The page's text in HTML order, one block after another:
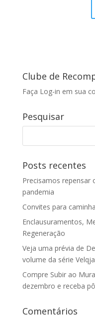
Clube de
Faça Log-in em sua
Pesquisar
Posts recentes
Precisamos repensar
pandemia
Convites para
Enclausuramentos,
Regeneração
Veja uma prévia de
volume da série
Compre Subir ao
dezembro e receba
Comentários